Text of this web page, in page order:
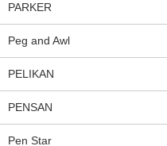
PARKER
Peg and Awl
PELIKAN
PENSAN
Pen Star